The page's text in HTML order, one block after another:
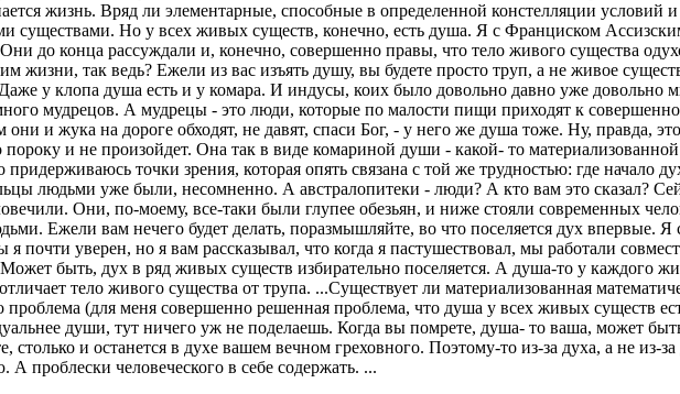
жизнь. Вряд ли элементарные, способные в определенной констелляции условий
существами. Но у всех живых существ, конечно, есть душа. Я с Франциском
до конца рассуждали и, конечно, совершенно правы, что тело живого существа
жизни, так ведь? Ежели из вас изъять душу, вы будете просто труп, а не живое
Даже у клопа душа есть и у комара. И индусы, коих было довольно давно уже
мудрецов. А мудрецы - это люди, которые по малости пищи приходят к
и жука на дороге обходят, не давят, спаси Бог, - у него же душа тоже. Ну, правда,
и не произойдет. Она так в виде комариной души - какой- то
точки зрения, которая опять связана с той же трудностью: где начало
людьми уже были, несомненно. А австралопитеки - люди? А кто вам это сказал?
Они, по-моему, все-таки были глупее обезьян, и ниже стояли современных
Ежели вам нечего будет делать, поразмышляйте, во что поселяется дух впервые.
я почти уверен, но я вам рассказывал, что когда я пастушествовал, мы работали
быть, дух в ряд живых существ избирательно поселяется. А душа-то у каждого
тело живого существа от трупа. ...Существует ли материализованная
(для меня совершенно решенная проблема, что душа у всех живых существ
души, тут ничего уж не поделаешь. Когда вы помрете, душа- то ваша, может
столько и останется в духе вашем вечном греховного. Поэтому-то из-за духа, а не
А проблески человеческого в себе содержать. ...